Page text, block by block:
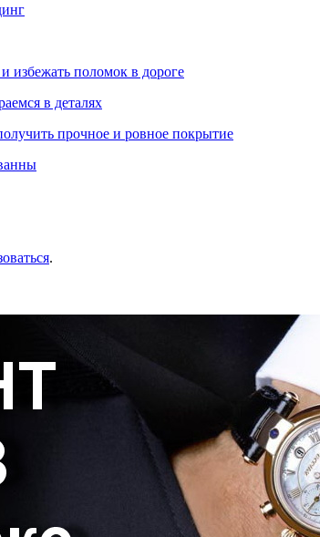
избежать поломок в дороге
в деталях
прочное и ровное покрытие
.